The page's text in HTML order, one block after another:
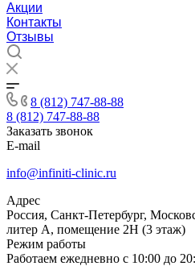
Акции
Контакты
Отзывы
8 (812) 747-88-88
8 (812) 747-88-88
Заказать звонок
E-mail
info@infiniti-clinic.ru
Адрес
Россия, Санкт-Петербург,
литер А, помещение 2Н (3 этаж)
Режим работы
Работаем ежедневно с 10:00 до